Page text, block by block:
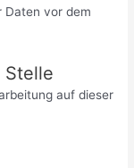
Daten vor dem
auf dieser